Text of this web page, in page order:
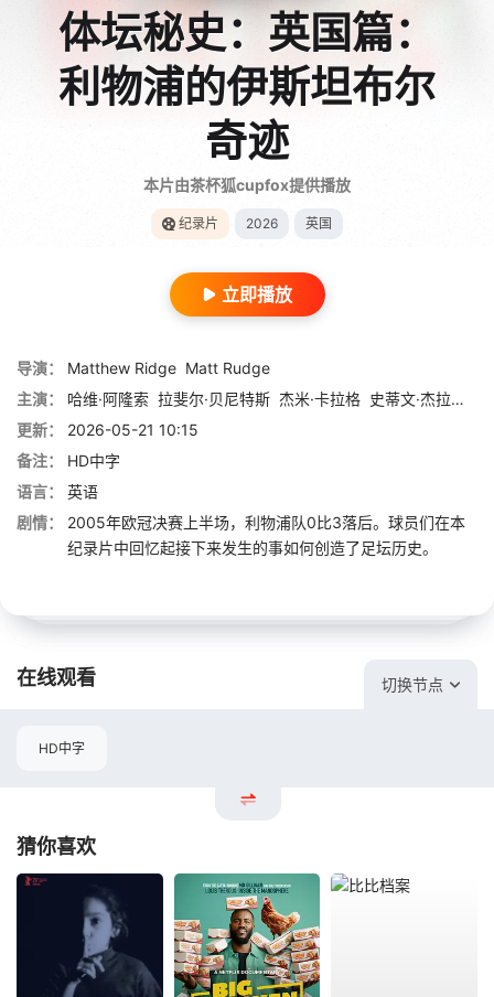
体坛秘史：英国篇：
利物浦的伊斯坦布尔
奇迹
本片由茶杯狐cupfox提供播放
纪录片 2026 英国
立即播放
导演： Matthew Ridge Matt Rudge
主演：
哈维·阿隆索 拉斐尔·贝尼特斯 杰米·卡拉格 史蒂文·杰拉德
更新：
2026-05-21 10:15
备注：
HD中字
语言：
英语
剧情：
2005年欧冠决赛上半场，利物浦队0比3落后。球员们在本
纪录片中回忆起接下来发生的事如何创造了足坛历史。
在线观看 切换节点
HD中字
猜你喜欢